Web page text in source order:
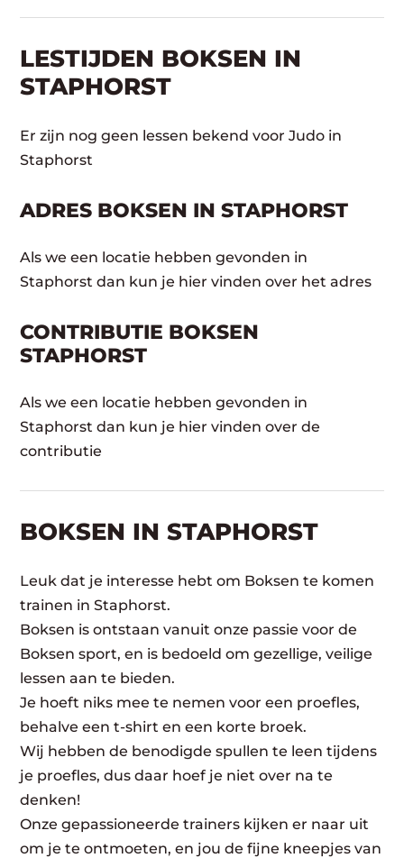
LESTIJDEN BOKSEN IN
STAPHORST
Er zijn nog geen lessen bekend voor Judo in
Staphorst
ADRES BOKSEN IN STAPHORST
Als we een locatie hebben gevonden in
Staphorst dan kun je hier vinden over het adres
CONTRIBUTIE BOKSEN
STAPHORST
Als we een locatie hebben gevonden in
Staphorst dan kun je hier vinden over de
contributie
BOKSEN IN STAPHORST
Leuk dat je interesse hebt om Boksen te komen
trainen in Staphorst.
Boksen is ontstaan vanuit onze passie voor de
Boksen sport, en is bedoeld om gezellige, veilige
lessen aan te bieden.
Je hoeft niks mee te nemen voor een proefles,
behalve een t-shirt en een korte broek.
Wij hebben de benodigde spullen te leen tijdens
je proefles, dus daar hoef je niet over na te
denken!
Onze gepassioneerde trainers kijken er naar uit
om je te ontmoeten, en jou de fijne kneepjes van